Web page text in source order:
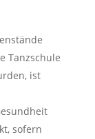
Tanzschule
ist
sofern